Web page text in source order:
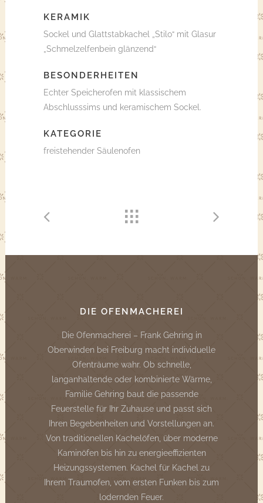
KERAMIK
Sockel und Glattstabkachel „Stilo“ mit Glasur
„Schmelzelfenbein glänzend“
BESONDERHEITEN
Echter Speicherofen mit klassischem
Abschlusssims und keramischem Sockel.
KATEGORIE
freistehender Säulenofen
DIE OFENMACHEREI
Die Ofenmacherei – Frank Gehring in
Oberwinden bei Freiburg macht individuelle
Ofenträume wahr. Ob schnelle,
langanhaltende oder kombinierte Wärme,
Familie Gehring baut die passende
Feuerstelle für Ihr Zuhause und passt sich
Ihren Begebenheiten und Vorstellungen an.
Von traditionellen Kachelöfen, über moderne
Kaminöfen bis hin zu energieeffizienten
Heizungssystemen. Kachel für Kachel zu
Ihrem Traumofen, vom ersten Funken bis zum
lodernden Feuer.